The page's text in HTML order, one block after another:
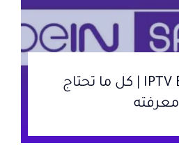
IPTV Bein Sports | كل ما تحتاج
معرفته